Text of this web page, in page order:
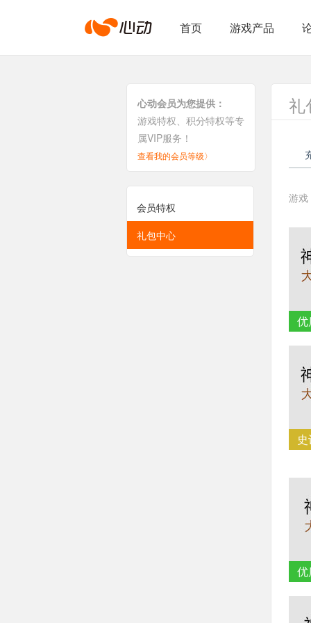
心
动
网
首页 游戏产品
心动会员为您提供：
游戏特权、积分特权等专
属VIP服务！
查看我的会员等级〉
会员特权
礼包中心
礼
游戏
优
优